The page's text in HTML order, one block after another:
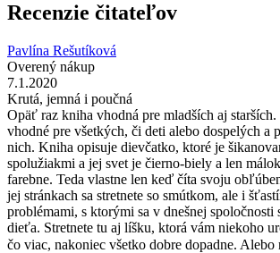
Recenzie čitateľov
Pavlína Rešutíková
Overený nákup
7.1.2020
Krutá, jemná i poučná
Opäť raz kniha vhodná pre mladších aj
vhodné pre všetkých, či deti alebo dospelých a
nich. Kniha opisuje dievčatko, ktoré je
spolužiakmi a jej svet je čierno-biely a len
farebne. Teda vlastne len keď číta svoju
jej stránkach sa stretnete so smútkom, ale i
problémami, s ktorými sa v dnešnej spoločnosti
dieťa. Stretnete tu aj líšku, ktorá vám niekoho
čo viac, nakoniec všetko dobre dopadne. Alebo